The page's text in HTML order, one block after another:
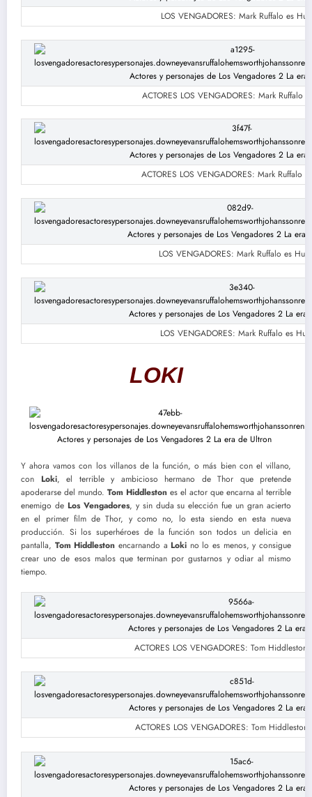
LOS VENGADORES: Mark Ruffalo es Hulk
ACTORES LOS VENGADORES: Mark Ruffalo
ACTORES LOS VENGADORES: Mark Ruffalo
LOS VENGADORES: Mark Ruffalo es Hulk
LOS VENGADORES: Mark Ruffalo es Hulk
LOKI
Y ahora vamos con los villanos de la función, o más bien con el villano,
con Loki, el terrible y ambicioso hermano de Thor que pretende
apoderarse del mundo. Tom Hiddleston es el actor que encarna al terrible
enemigo de Los Vengadores, y sin duda su elección fue un gran acierto
en el primer film de Thor, y como no, lo esta siendo en esta nueva
producción. Si los superhéroes de la función son todos un delicia en
pantalla, Tom Hiddleston encarnando a Loki no lo es menos, y consigue
crear uno de esos malos que terminan por gustarnos y odiar al mismo
tiempo.
ACTORES LOS VENGADORES: Tom Hiddleston
ACTORES LOS VENGADORES: Tom Hiddleston